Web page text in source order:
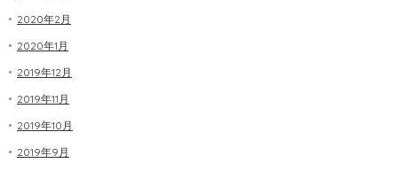
2020年2月
2020年1月
2019年12月
2019年11月
2019年10月
2019年9月